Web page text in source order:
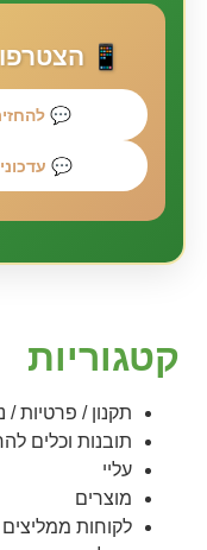
📱
💬
💬
קטגוריות
תקנון / פרטיות /
תובנות וכלים
עליי
מוצרים
לקוחות ממליצים